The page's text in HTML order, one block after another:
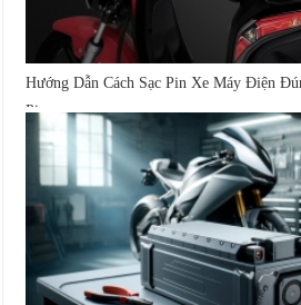
Hướng Dẫn Cách Sạc Pin Xe Máy Điện
Pin